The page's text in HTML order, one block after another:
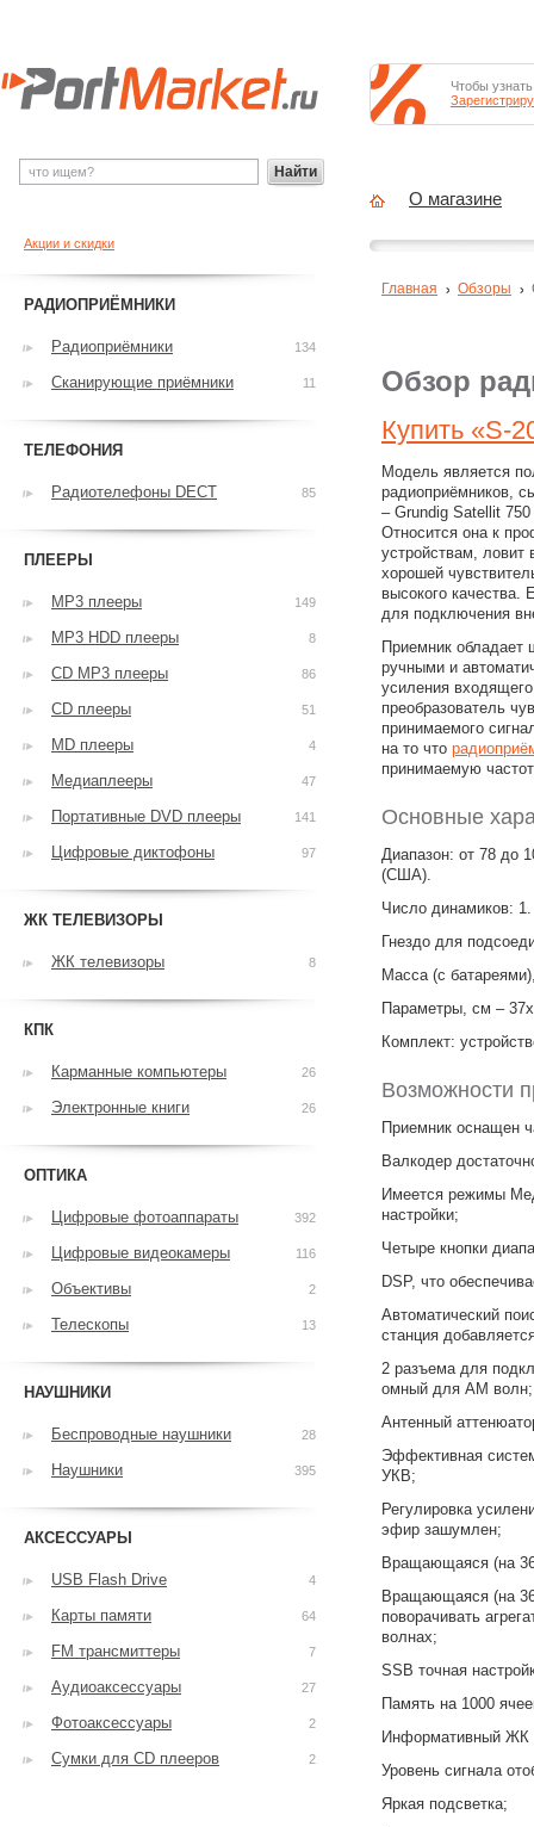
Обзор
Купить «S-
Модель является
радиоприёмников,
– Grundig Satellit
Относится она к
устройствам, ловит
хорошей
высокого качества.
для подключения
Приемник
ручными и
усиления
преобразователь
принимаемого
на то что
принимаемую
Основные
Диапазон: от 78 до
(США).
Число динамиков: 1.
Гнездо для
Масса (с
Параметры, см –
Комплект:
Возможности
Приемник оснащен
Валкодер
Имеется режимы
настройки;
Четыре кнопки
DSP, что
Автоматический
станция
2 разъема для
омный для AM волн;
Антенный
Эффективная
УКВ;
Регулировка
эфир зашумлен;
Вращающаяся (на
Вращающаяся (на
поворачивать
волнах;
SSB точная
Память на 1000
Информативный ЖК
Уровень сигнала
Яркая подсветка;
Главная Обзоры
Акции и скидки
РАДИОПРИЁМНИКИ
Радиоприёмники 134
Сканирующие приёмники 11
ТЕЛЕФОНИЯ
Радиотелефоны DECT 85
ПЛЕЕРЫ
MP3 плееры 149
MP3 HDD плееры 8
CD MP3 плееры 86
CD плееры 51
MD плееры 4
Медиаплееры 47
Портативные DVD плееры 141
Цифровые диктофоны 97
ЖК ТЕЛЕВИЗОРЫ
ЖК телевизоры 8
КПК
Карманные компьютеры 26
Электронные книги 26
ОПТИКА
Цифровые фотоаппараты 392
Цифровые видеокамеры 116
Объективы 2
Телескопы 13
НАУШНИКИ
Беспроводные наушники 28
Наушники 395
АКСЕССУАРЫ
USB Flash Drive 4
Карты памяти 64
FM трансмиттеры 7
Аудиоаксессуары 27
Фотоаксессуары 2
Сумки для CD плееров 2
Найти
Чтобы
О магазине